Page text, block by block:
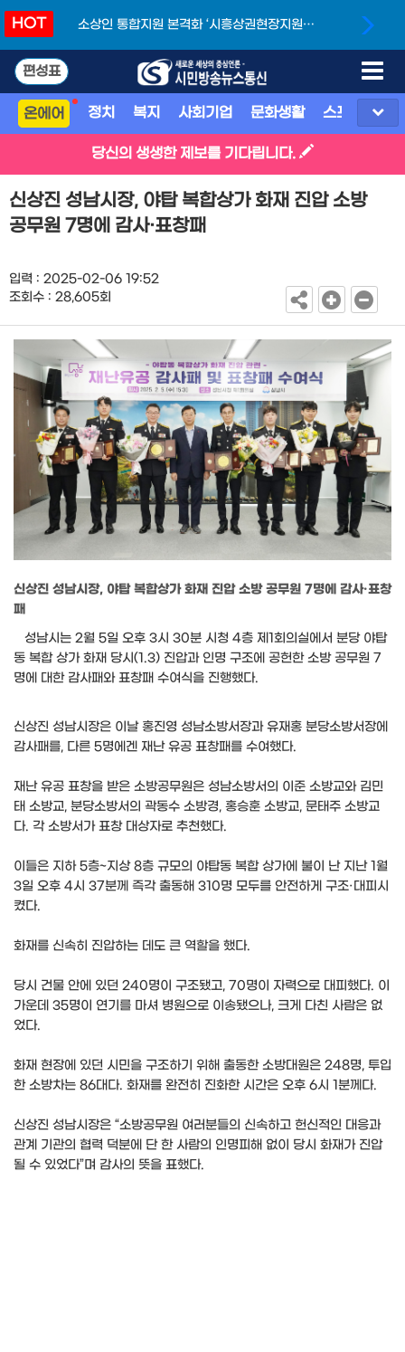
HOT
소상인 통합지원 본격화 ‘시흥상권현장지원단’
편성표
온에어 정치 복지 사회기업 문화생활 스포츠 지
당신의 생생한 제보를 기다립니다.
신상진 성남시장, 야탑 복합상가 화재 진압 소방
공무원 7명에 감사·표창패
입력 : 2025-02-06 19:52
조회수 : 28,605회
신상진 성남시장, 야탑 복합상가 화재 진압 소방 공무원 7명에 감사·표창
패
성남시는 2월 5일 오후 3시 30분 시청 4층 제1회의실에서 분당 야탑
동 복합 상가 화재 당시(1.3) 진압과 인명 구조에 공헌한 소방 공무원 7
명에 대한 감사패와 표창패 수여식을 진행했다.
신상진 성남시장은 이날 홍진영 성남소방서장과 유재홍 분당소방서장에
감사패를, 다른 5명에겐 재난 유공 표창패를 수여했다.
재난 유공 표창을 받은 소방공무원은 성남소방서의 이준 소방교와 김민
태 소방교, 분당소방서의 곽동수 소방경, 홍승훈 소방교, 문태주 소방교
다. 각 소방서가 표창 대상자로 추천했다.
이들은 지하 5층~지상 8층 규모의 야탑동 복합 상가에 불이 난 지난 1월
3일 오후 4시 37분께 즉각 출동해 310명 모두를 안전하게 구조·대피시
켰다.
화재를 신속히 진압하는 데도 큰 역할을 했다.
당시 건물 안에 있던 240명이 구조됐고, 70명이 자력으로 대피했다. 이
가운데 35명이 연기를 마셔 병원으로 이송됐으나, 크게 다친 사람은 없
었다.
화재 현장에 있던 시민을 구조하기 위해 출동한 소방대원은 248명, 투입
한 소방차는 86대다. 화재를 완전히 진화한 시간은 오후 6시 1분께다.
신상진 성남시장은 “소방공무원 여러분들의 신속하고 헌신적인 대응과
관계 기관의 협력 덕분에 단 한 사람의 인명피해 없이 당시 화재가 진압
될 수 있었다”며 감사의 뜻을 표했다.